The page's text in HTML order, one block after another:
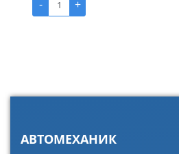
-
+
АВТОМЕХАНИК